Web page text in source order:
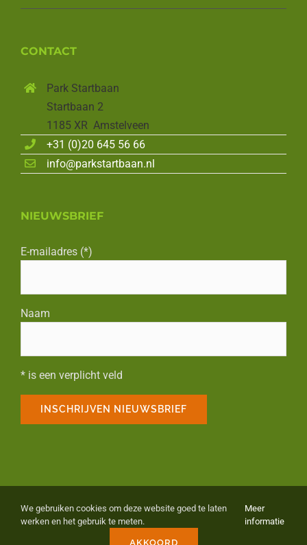
CONTACT
Park Startbaan
Startbaan 2
1185 XR Amstelveen
+31 (0)20 645 56 66
info@parkstartbaan.nl
NIEUWSBRIEF
E-mailadres (*)
Naam
* is een verplicht veld
© Copyright 2023 Park Startbaan | All Rights Reserved | WebDesign
Felixa
| Privacy policy | Algemene voorwaarden AVG OK
FacebookInstagram
We gebruiken cookies om deze website goed te laten
werken en het gebruik te meten.
Meer
informatie
AKKOORD